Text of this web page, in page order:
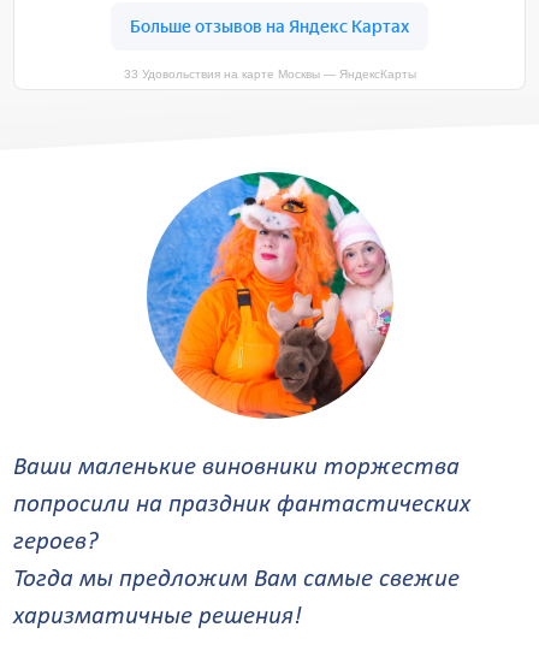
33 Удовольствия на карте Москвы — ЯндексКарты
Ваши маленькие виновники торжества
попросили на праздник фантастических
героев?
Тогда мы предложим Вам самые свежие
харизматичные решения!